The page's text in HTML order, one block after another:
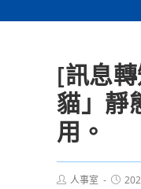
[訊息
貓」靜
用。
Post人事室
Post